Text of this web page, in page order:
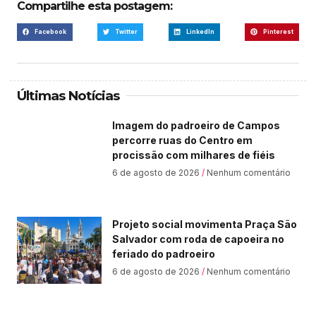
Compartilhe esta postagem:
Facebook Twitter LinkedIn Pinterest
Últimas Notícias
Imagem do padroeiro de Campos
percorre ruas do Centro em
procissão com milhares de fiéis
6 de agosto de 2026 Nenhum comentário
Projeto social movimenta Praça São
Salvador com roda de capoeira no
feriado do padroeiro
6 de agosto de 2026 Nenhum comentário